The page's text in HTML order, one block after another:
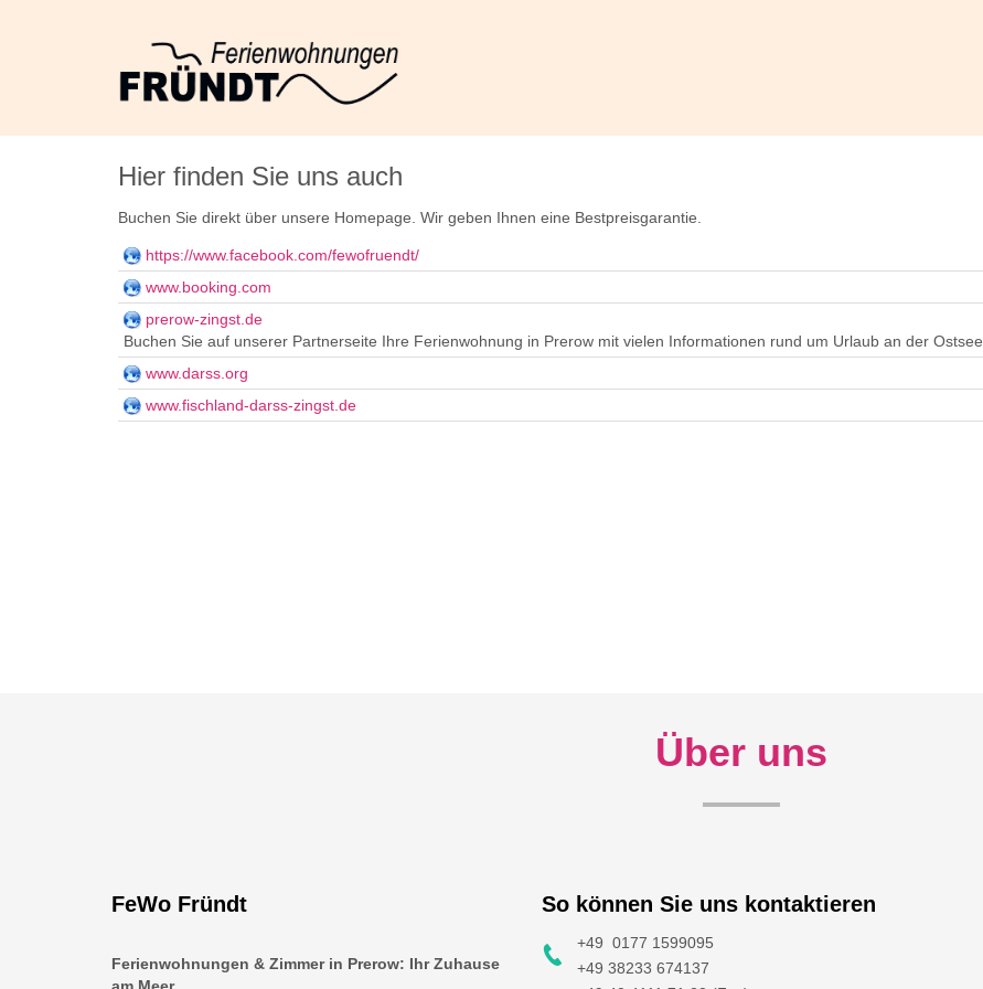
Hier finden Sie uns auch
Buchen Sie direkt über unsere Homepage. Wir geben Ihnen eine Bestpreisgarantie.
https://www.facebook.com/fewofruendt/
www.booking.com
prerow-zingst.de
Buchen Sie auf unserer Partnerseite Ihre Ferienwohnung in Prerow mit vielen Informationen rund um Urlaub an der Ostsee.
www.darss.org
www.fischland-darss-zingst.de
Über uns
FeWo Fründt
Ferienwohnungen & Zimmer in Prerow: Ihr Zuhause
am Meer
So können Sie uns kontaktieren
+49 0177 1599095
+49 38233 674137